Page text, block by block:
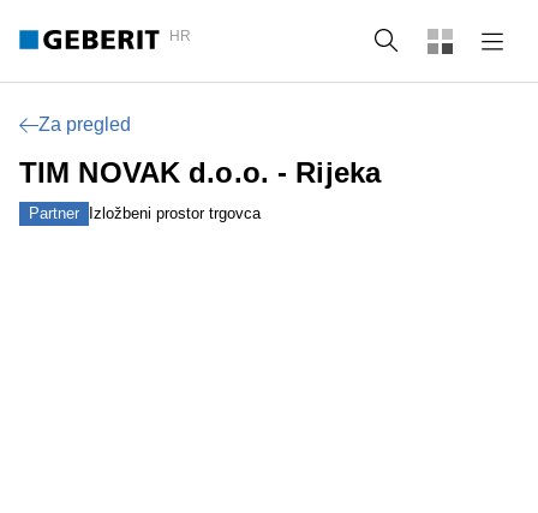
HR Pretraži
Za pregled
TIM NOVAK d.o.o. - Rijeka
Partner Izložbeni prostor trgovca